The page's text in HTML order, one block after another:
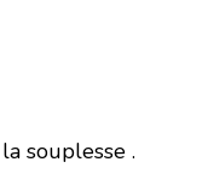
souplesse .